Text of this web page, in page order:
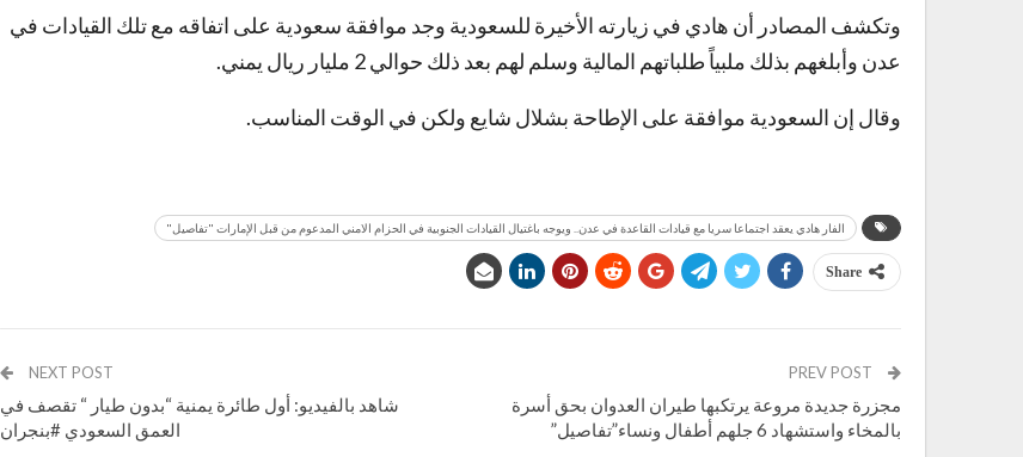
وتكشف المصادر أن هادي في زيارته الأخيرة للسعودية وجد موافقة سعودية على اتفاقه مع تلك القيادات في
عدن وأبلغهم بذلك ملبياً طلباتهم المالية وسلم لهم بعد ذلك حوالي 2 مليار ريال يمني.
وقال إن السعودية موافقة على الإطاحة بشلال شايع ولكن في الوقت المناسب.
الفار هادي يعقد اجتماعا سريا مع قيادات القاعدة في عدن.. ويوجه باغتيال القيادات الجنوبية في الحزام الامني المدعوم من قبل الإمارات "تفاصيل"
Share
مجزرة جديدة مروعة يرتكبها طيران العدوان بحق أسرة
بالمخاء واستشهاد 6 جلهم أطفال ونساء”تفاصيل”
NEXT POST
شاهد بالفيديو: أول طائرة يمنية “بدون طيار “ تقصف في
العمق السعودي #بنجران